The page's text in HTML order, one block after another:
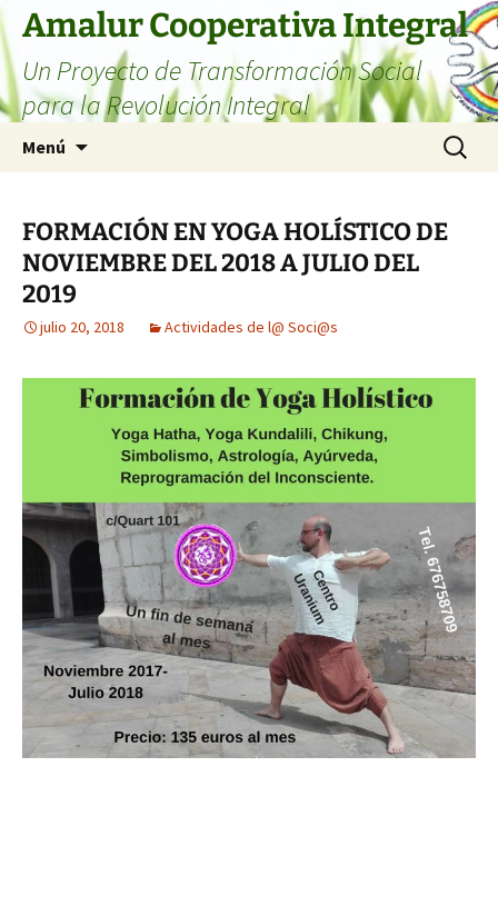
Amalur Cooperativa Integral
Un Proyecto de Transformación Social
para la Revolución Integral
Menú
FORMACIÓN EN YOGA HOLÍSTICO DE
NOVIEMBRE DEL 2018 A JULIO DEL
2019
julio 20, 2018 Actividades de l@ Soci@s